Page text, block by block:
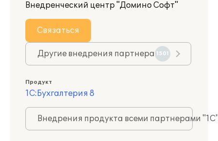
Внедренческий центр "Домино Софт"
Связаться
Другие внедрения партнера 1501
Продукт
1С:Бухгалтерия 8
Внедрения продукта всеми партнерами